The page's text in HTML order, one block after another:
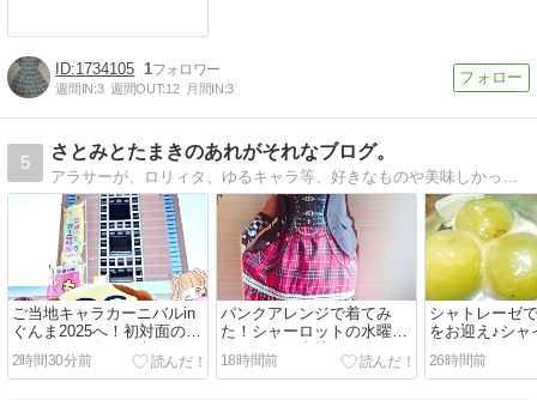
1734105 1
週間IN:3 週間OUT:12 月間IN:3
5
さとみとたまきのあれがそれなブログ。
アラサーが、ロリィタ、ゆるキャラ等、好きなものや美味しかったものなどを自由気ままに更新しているブログです。
ご当地キャラカーニバルin
ぐんま2025へ！初対面の推
しキャラに会えて幸せ♡
2時間30分前
パンクアレンジで着てみ
た！シャーロットの水曜日
コーデでご当地キャライベ
ントへ！
18時間前
シャトレーゼ
をお迎え♪シャ
ットゼリー＆
菓子が可愛す
26時間前